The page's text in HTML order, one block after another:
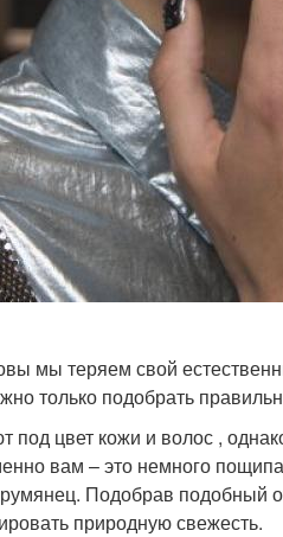
мы теряем свой
только подобрать
под цвет кожи и волос ,
вам – это немного
Подобрав подобный
природную свежесть.